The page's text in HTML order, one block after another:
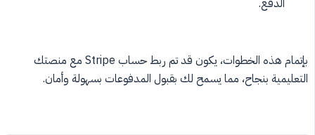
الدفع.
بإتمام هذه الخطوات، يكون قد تم ربط حساب Stripe مع منصتك
التعليمية بنجاح، مما يسمح لك بقبول المدفوعات بسهولة وأمان.